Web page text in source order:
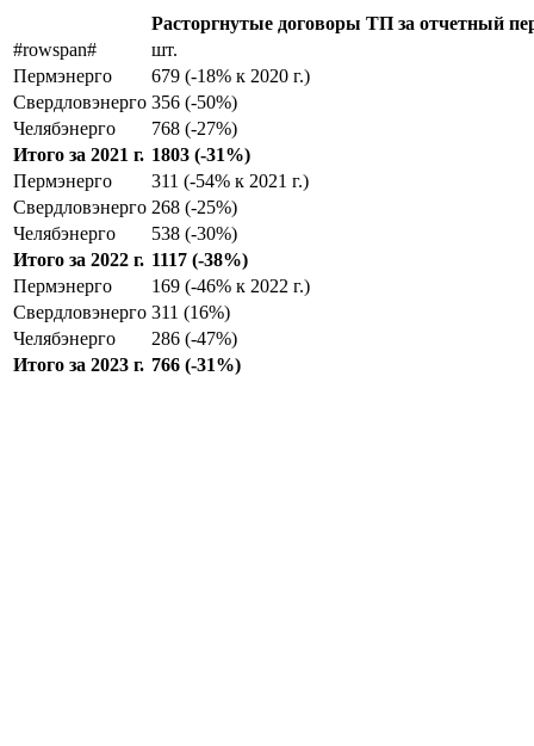
Расторгнутые договоры ТП за отчетный
#rowspan#
шт.
Пермэнерго
679 (-18% к 2020 г.)
Свердловэнерго 356 (-50%)
Челябэнерго
768 (-27%)
Итого за 2021 г. 1803 (-31%)
Пермэнерго
311 (-54% к 2021 г.)
Свердловэнерго 268 (-25%)
Челябэнерго
538 (-30%)
Итого за 2022 г. 1117 (-38%)
Пермэнерго
169 (-46% к 2022 г.)
Свердловэнерго 311 (16%)
Челябэнерго
286 (-47%)
Итого за 2023 г. 766 (-31%)